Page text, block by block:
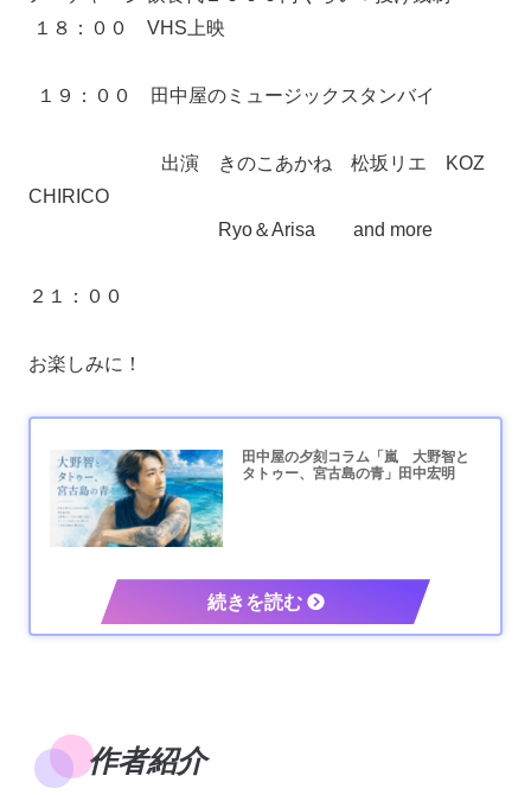
１８：００ VHS上映
１９：００ 田中屋のミュージックスタンバイ
出演 きのこあかね 松坂リエ KOZ
CHIRICO
Ryo＆Arisa and more
２１：００
お楽しみに！
田中屋の夕刻コラム「嵐 大野智と
タトゥー、宮古島の青」田中宏明
作者紹介